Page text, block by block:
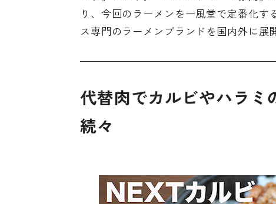
り、今回のラーメンを一風堂で定番化
ス専門のラーメンブランドを国内外に展
代替肉でカルビやハラ
続々